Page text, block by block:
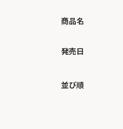
商品名
発売日
並び順